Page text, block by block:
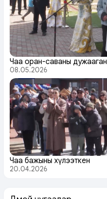
Чаа оран-саваны дужааган
08.05.2026
Чаа бажыңны хүлээткен
20.04.2026